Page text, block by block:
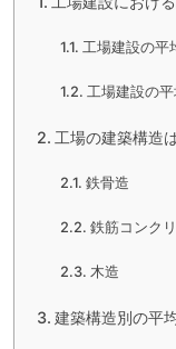
工場建設の平
工場建設の
工場の建築構造
鉄骨造
鉄筋コンク
木造
建築構造別の平